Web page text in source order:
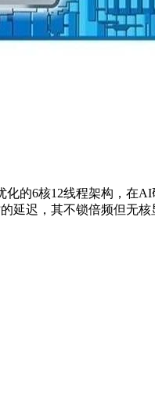
的6核12线程架构，在
延迟，其不锁倍频但无